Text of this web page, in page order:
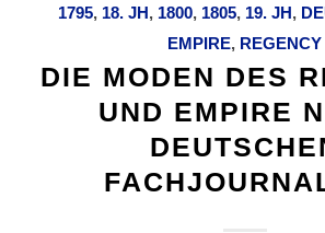
1795, 18. JH, 1800, 1805, 19. JH,
EMPIRE, REGENCY
DIE MODEN DES
UND EMPIRE